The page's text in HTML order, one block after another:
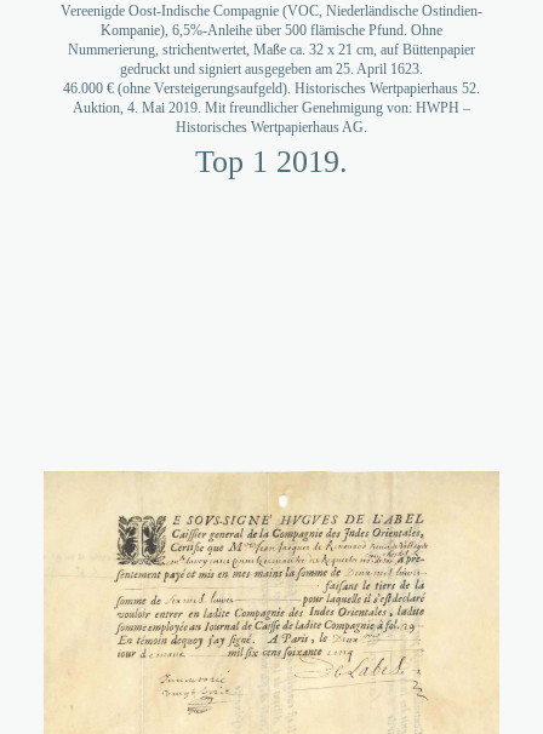
Vereenigde Oost-Indische Compagnie (VOC, Niederländische Ostindien-
Kompanie), 6,5%-Anleihe über 500 flämische Pfund. Ohne
Nummerierung, strichentwertet, Maße ca. 32 x 21 cm, auf Büttenpapier
gedruckt und signiert ausgegeben am 25. April 1623.
46.000 € (ohne Versteigerungsaufgeld). Historisches Wertpapierhaus 52.
Auktion, 4. Mai 2019. Mit freundlicher Genehmigung von: HWPH –
Historisches Wertpapierhaus AG.
Top 1 2019.